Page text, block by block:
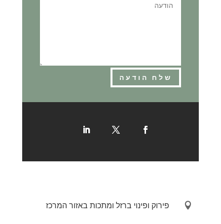
שלח הודעה
 פירוק ופינוי ברזל ומתכות באזור המרכז